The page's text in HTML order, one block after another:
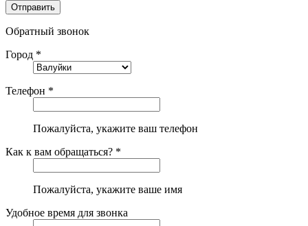
Обратный звонок
Город *
Телефон *
Пожалуйста, укажите ваш телефон
Как к вам обращаться? *
Пожалуйста, укажите ваше имя
Удобное время для звонка